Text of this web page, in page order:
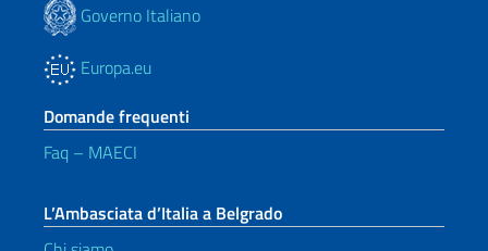
Governo Italiano
Europa.eu
Domande frequenti
Faq – MAECI
L’Ambasciata d’Italia a Belgrado